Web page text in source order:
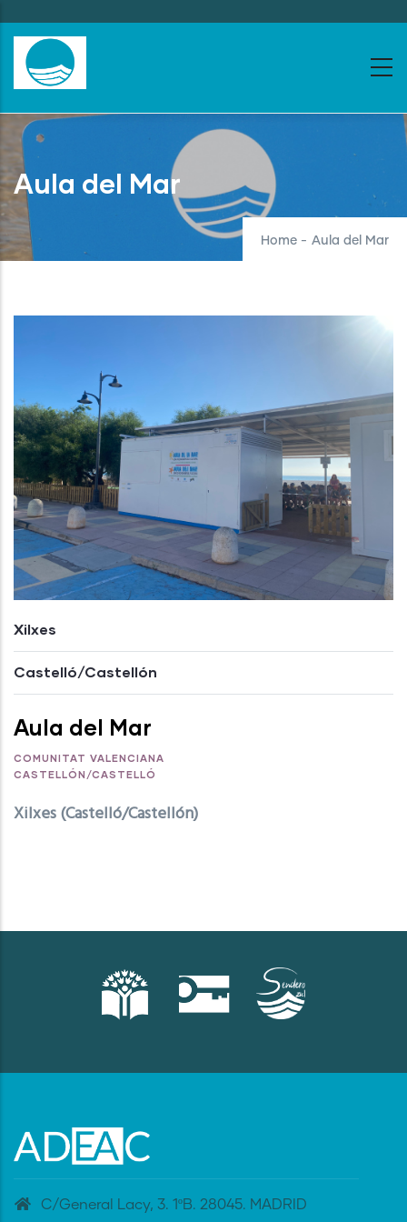
to
main
content
Aula del Mar
Home - Aula del Mar
Xilxes
Castelló/Castellón
Aula del Mar
COMUNITAT VALENCIANA
CASTELLÓN/CASTELLÓ
Xilxes (Castelló/Castellón)
C/General Lacy, 3. 1ºB. 28045. MADRID